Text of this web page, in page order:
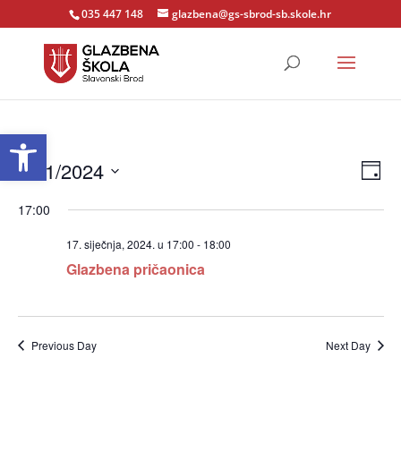
Open toolbar
035 447 148 glazbena@gs-sbrod-sb.skole.hr
Dan
17/1/2024
date.
17:00
17. siječnja, 2024. u 17:00 - 18:00
Glazbena pričaonica
Previous Day Next Day